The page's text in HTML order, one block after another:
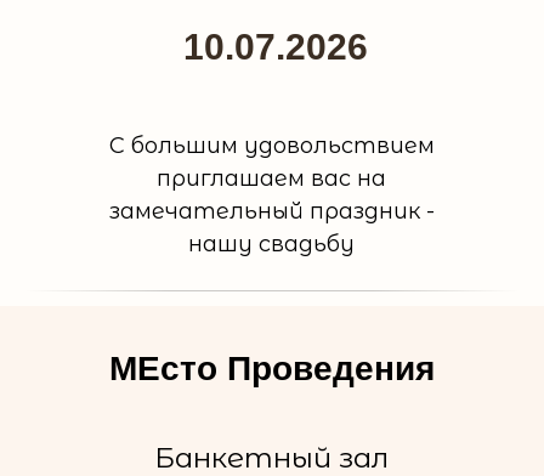
10.07.2026
С большим удовольствием
приглашаем вас на
замечательный праздник -
нашу свадьбу
МЕсто Проведения
Банкетный зал